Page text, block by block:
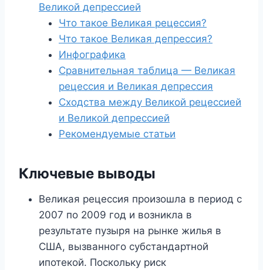
Великой депрессией
Что такое Великая рецессия?
Что такое Великая депрессия?
Инфографика
Сравнительная таблица — Великая
рецессия и Великая депрессия
Сходства между Великой рецессией
и Великой депрессией
Рекомендуемые статьи
Ключевые выводы
Великая рецессия произошла в период с
2007 по 2009 год и возникла в
результате пузыря на рынке жилья в
США, вызванного субстандартной
ипотекой. Поскольку риск